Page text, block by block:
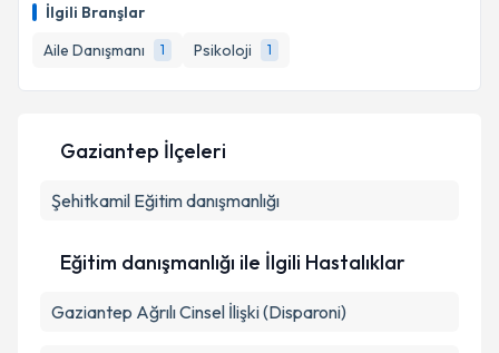
İlgili Branşlar
Aile Danışmanı
1 Psikoloji 1
için bir takvim hazırlandığında e-posta ile
bilgilendireceğiz.
E-posta Adresiniz
Kişisel verilerimin işlenmesine ilişkin
Takvim Talebini Gönder
Gaziantep İlçeleri
Şehitkamil Eğitim danışmanlığı
Eğitim danışmanlığı ile İlgili Hastalıklar
Gaziantep Ağrılı Cinsel İlişki (Disparoni)